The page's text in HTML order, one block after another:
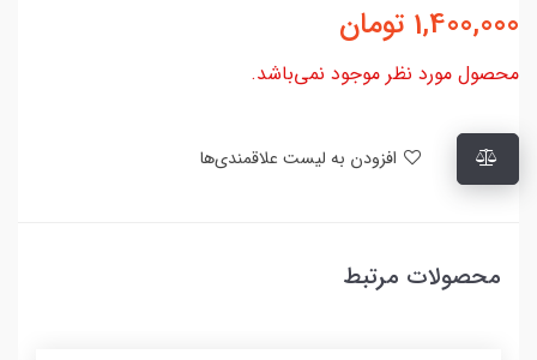
1,400,000 تومان
محصول مورد نظر موجود نمی‌باشد.
محصولات مرتبط